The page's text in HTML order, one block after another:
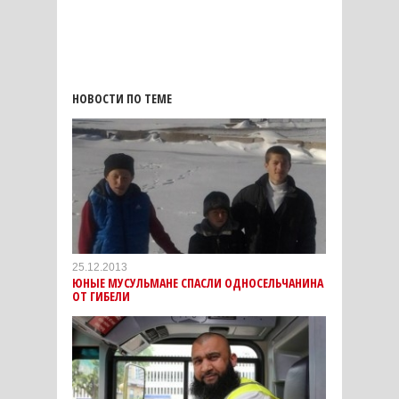
НОВОСТИ ПО ТЕМЕ
25.12.2013
ЮНЫЕ МУСУЛЬМАНЕ СПАСЛИ ОДНОСЕЛЬЧАНИНА
ОТ ГИБЕЛИ